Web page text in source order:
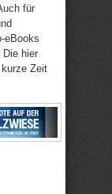
für
eBooks
Die hier
Zeit